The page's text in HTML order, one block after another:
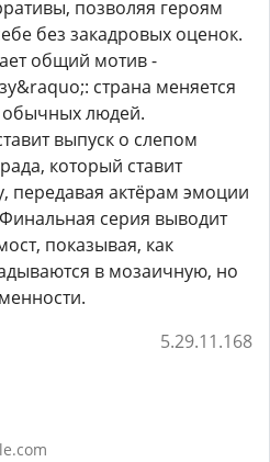
позволяя героям
без закадровых оценок.
общий мотив -
страна меняется
обычных людей.
выпуск о слепом
который ставит
передавая актёрам эмоции
серия выводит
показывая, как
в мозаичную, но
5.29.11.168